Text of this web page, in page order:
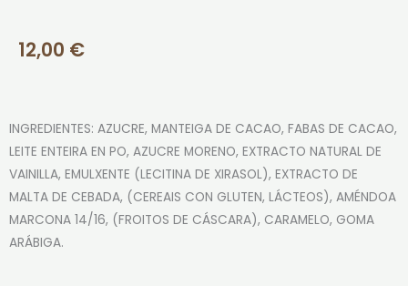
12,00 €
INGREDIENTES: AZUCRE, MANTEIGA DE CACAO, FABAS DE CACAO,
LEITE ENTEIRA EN PO, AZUCRE MORENO, EXTRACTO NATURAL DE
VAINILLA, EMULXENTE (LECITINA DE XIRASOL), EXTRACTO DE
MALTA DE CEBADA, (CEREAIS CON GLUTEN, LÁCTEOS), AMÉNDOA
MARCONA 14/16, (FROITOS DE CÁSCARA), CARAMELO, GOMA
ARÁBIGA.